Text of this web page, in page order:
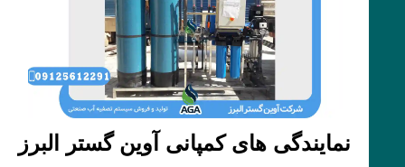
نمایندگی های کمپانی آوین گستر البرز